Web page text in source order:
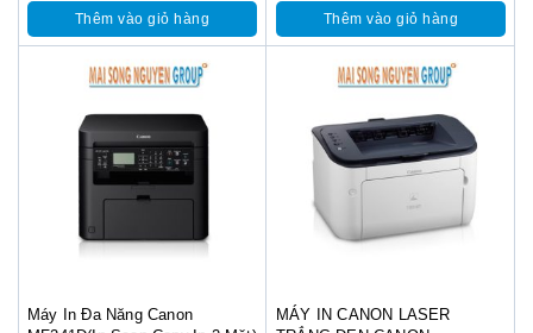
Thêm vào giỏ hàng Thêm vào giỏ hàng
Máy In Đa Năng Canon
MÁY IN CANON LASER